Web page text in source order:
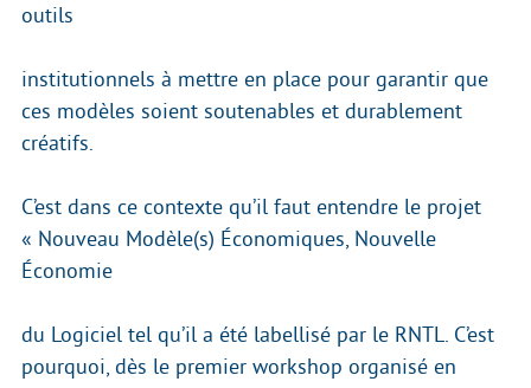
outils
institutionnels à mettre en place pour garantir que
ces modèles soient soutenables et durablement
créatifs.
C’est dans ce contexte qu’il faut entendre le projet
« Nouveau Modèle(s) Économiques, Nouvelle
Économie
du Logiciel tel qu’il a été labellisé par le RNTL. C’est
pourquoi, dès le premier workshop organisé en